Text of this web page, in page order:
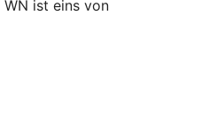
ist eins von